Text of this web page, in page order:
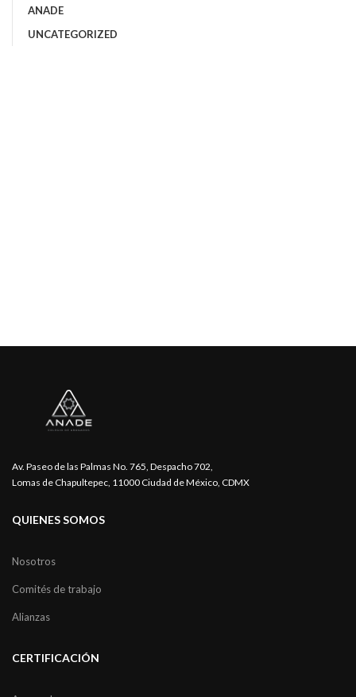
ANADE
UNCATEGORIZED
Av. Paseo de las Palmas No. 765, Despacho 702,
Lomas de Chapultepec, 11000 Ciudad de México, CDMX
QUIENES SOMOS
Nosotros
Comités de trabajo
Alianzas
CERTIFICACIÓN